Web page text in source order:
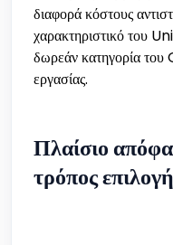
διαφορά κόστους
χαρακτηριστικό του
δωρεάν κατηγορία
εργασίας.
Πλαίσιο
τρόπος